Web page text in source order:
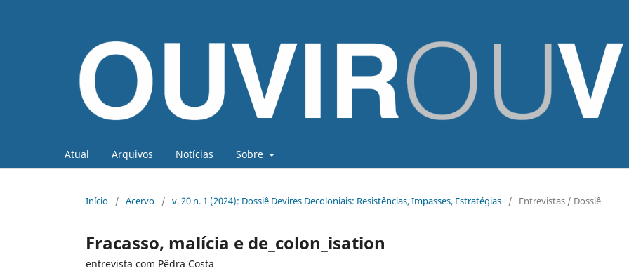
Atual Arquivos Notícias Sobre
Início / Acervo / v. 20 n. 1 (2024): Dossiê Devires Decoloniais: Resistências, Impasses, Estratégias / Entrevistas / Dossiê
Fracasso, malícia e de_colon_isation
entrevista com Pêdra Costa